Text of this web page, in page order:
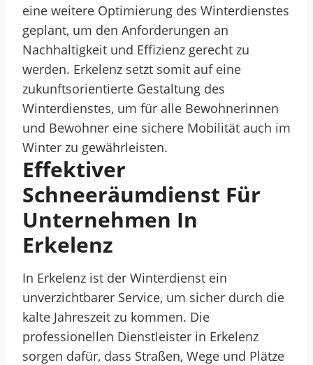
eine weitere Optimierung des Winterdienstes
geplant, um den Anforderungen an
Nachhaltigkeit und Effizienz gerecht zu
werden. Erkelenz setzt somit auf eine
zukunftsorientierte Gestaltung des
Winterdienstes, um für alle Bewohnerinnen
und Bewohner eine sichere Mobilität auch im
Winter zu gewährleisten.
Effektiver
Schneeräumdienst Für
Unternehmen In
Erkelenz
In Erkelenz ist der Winterdienst ein
unverzichtbarer Service, um sicher durch die
kalte Jahreszeit zu kommen. Die
professionellen Dienstleister in Erkelenz
sorgen dafür, dass Straßen, Wege und Plätze